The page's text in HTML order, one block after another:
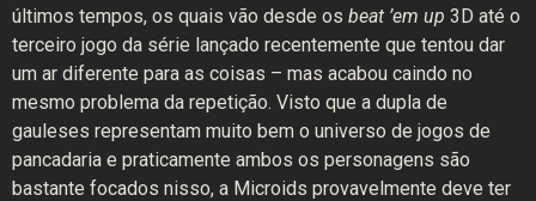
últimos tempos, os quais vão desde os beat ’em up 3D até o
terceiro jogo da série lançado recentemente que tentou dar
um ar diferente para as coisas – mas acabou caindo no
mesmo problema da repetição. Visto que a dupla de
gauleses representam muito bem o universo de jogos de
pancadaria e praticamente ambos os personagens são
bastante focados nisso, a Microids provavelmente deve ter